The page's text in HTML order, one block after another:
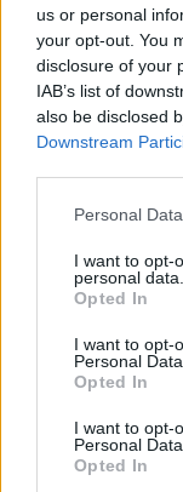
us or personal
your opt-out. You
disclosure of your
IAB’s list of
also be disclosed
Downstream
Personal
I want to opt-
personal data.
Opted In
I want to opt-
Personal Data.
Opted In
I want to opt-
Personal
Opted In
Úchytka +
Systém vedení:
Materiál: Plast
Farba / Povrch:
Kategórie:
Hmotnosť:
Farba: